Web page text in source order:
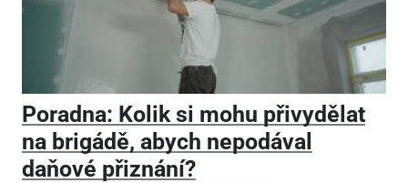
Poradna: Kolik si mohu přivydělat
na brigádě, abych nepodával
daňové přiznání?